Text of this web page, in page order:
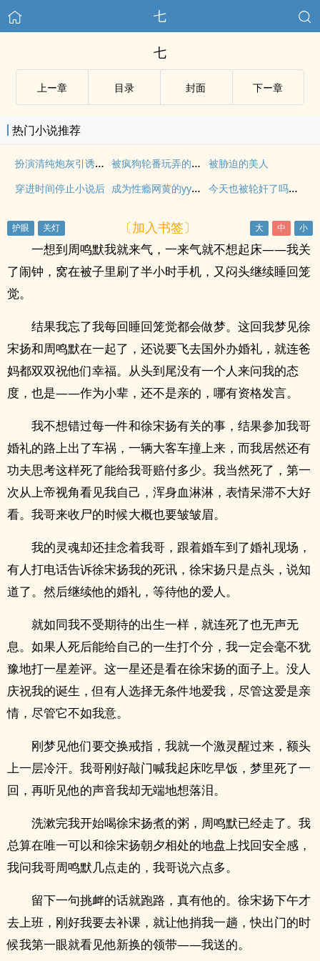
七
七
上ー章 目录 封面 下ー章
热门小说推荐
扮演清纯炮灰引诱主角强制爱了（快穿np） 被疯狗轮番玩弄的美人日常［双性/快穿］
被胁迫的美人
穿进时间停止小说后
成为性瘾网黄的yy对象后（双1v1） 今天也被轮奸了吗（双性合集）
〔加入书签〕
一想到周鸣默我就来气，一来气就不想起床——我关
了闹钟，窝在被子里刷了半小时手机，又闷头继续睡回笼
觉。
结果我忘了我每回睡回笼觉都会做梦。这回我梦见徐
宋扬和周鸣默在一起了，还说要飞去国外办婚礼，就连爸
妈都双双祝他们幸福。从头到尾没有一个人来问我的态
度，也是——作为小辈，还不是亲的，哪有资格发言。
我不想错过每一件和徐宋扬有关的事，结果参加我哥
婚礼的路上出了车祸，一辆大客车撞上来，而我居然还有
功夫思考这样死了能给我哥赔付多少。我当然死了，第一
次从上帝视角看见我自己，浑身血淋淋，表情呆滞不大好
看。我哥来收尸的时候大概也要皱皱眉。
我的灵魂却还挂念着我哥，跟着婚车到了婚礼现场，
有人打电话告诉徐宋扬我的死讯，徐宋扬只是点头，说知
道了。然后继续他的婚礼，等待他的爱人。
就如同我不受期待的出生一样，就连死了也无声无
息。如果人死后能给自己的一生打个分，我一定会毫不犹
豫地打一星差评。这一星还是看在徐宋扬的面子上。没人
庆祝我的诞生，但有人选择无条件地爱我，尽管这爱是亲
情，尽管它不如我意。
刚梦见他们要交换戒指，我就一个激灵醒过来，额头
上一层冷汗。我哥刚好敲门喊我起床吃早饭，梦里死了一
回，再听见他的声音我却无端地想落泪。
洗漱完我开始喝徐宋扬煮的粥，周鸣默已经走了。我
总算在唯一可以和徐宋扬朝夕相处的地盘上找回安全感，
我问我哥周鸣默几点走的，我哥说六点多。
留下一句挑衅的话就跑路，真有他的。徐宋扬下午才
去上班，刚好我要去补课，就让他捎我一趟，快出门的时
候我第一眼就看见他新换的领带——我送的。